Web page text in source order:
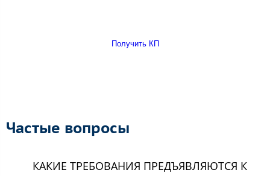
Получить КП
Частые вопросы
КАКИЕ ТРЕБОВАНИЯ ПРЕДЪЯВЛЯЮТСЯ К